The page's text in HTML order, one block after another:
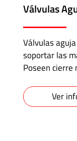
Válvulas
Válvulas
soportar las
Poseen
Ver